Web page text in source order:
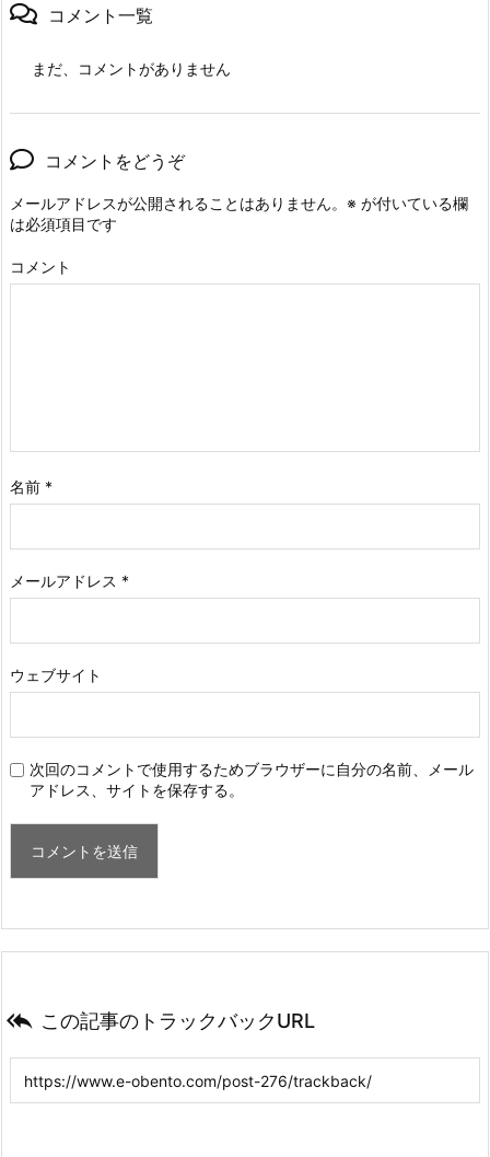
コメント一覧
まだ、コメントがありません
コメントをどうぞ
メールアドレスが公開されることはありません。 ※ が付いている欄
は必須項目です
コメント
名前 *
メールアドレス *
ウェブサイト
次回のコメントで使用するためブラウザーに自分の名前、メール
アドレス、サイトを保存する。
 この記事のトラックバックURL